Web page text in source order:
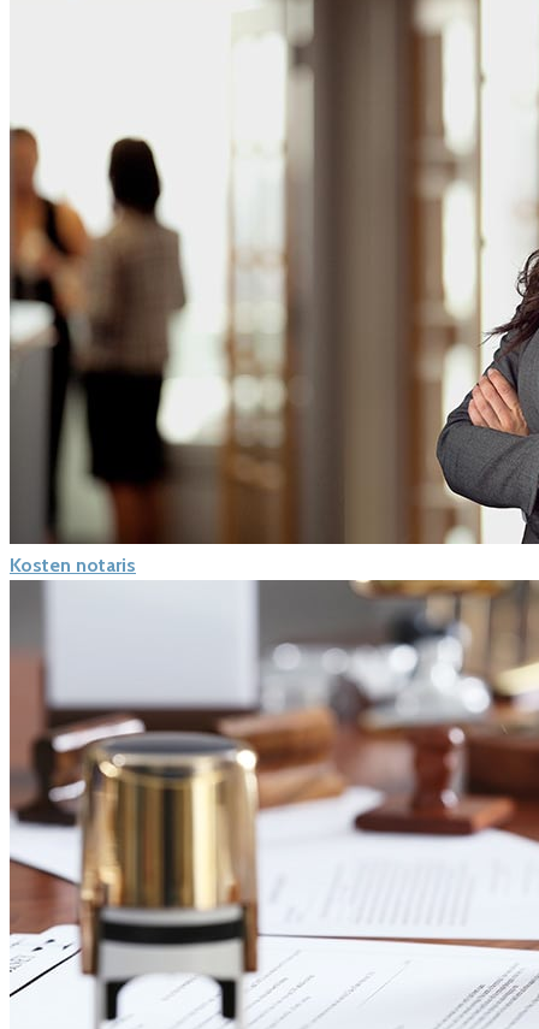
Kosten notaris